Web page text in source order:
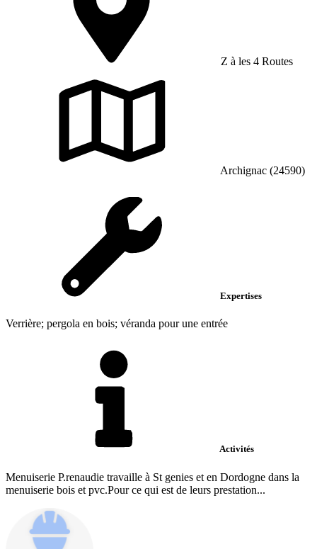
Z à les 4 Routes
Archignac (24590)
Expertises
Verrière; pergola en bois; véranda pour une entrée
Activités
Menuiserie P.renaudie travaille à St genies et en Dordogne dans la
menuiserie bois et pvc.Pour ce qui est de leurs prestation...